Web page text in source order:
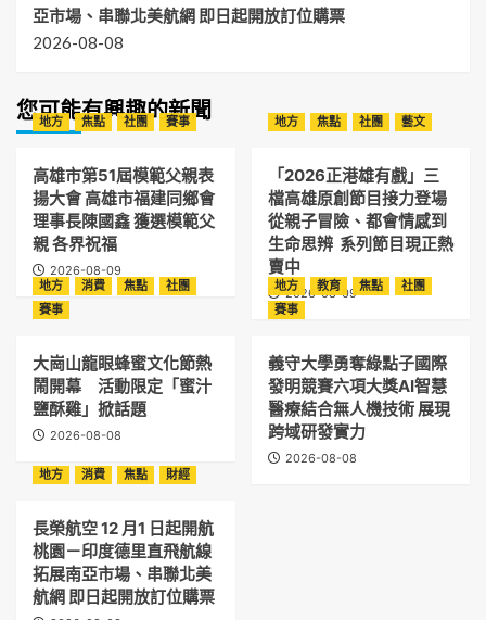
亞市場、串聯北美航網 即日起開放訂位購票
2026-08-08
您可能有興趣的新聞
地方 焦點 社團 賽事
高雄市第51屆模範父親表
揚大會 高雄市福建同鄉會
理事長陳國鑫 獲選模範父
親 各界祝福
2026-08-09
地方 焦點 社團 藝文
「2026正港雄有戲」三
檔高雄原創節目接力登場
從親子冒險、都會情感到
生命思辨 系列節目現正熱
賣中
2026-08-09
地方 消費 焦點
社團
賽事
大崗山龍眼蜂蜜文化節熱
鬧開幕 活動限定「蜜汁
鹽酥雞」掀話題
2026-08-08
地方 教育 焦點
社團
賽事
義守大學勇奪綠點子國際
發明競賽六項大獎AI智慧
醫療結合無人機技術 展現
跨域研發實力
2026-08-08
地方
消費 焦點 財經
長榮航空 12 月1 日起開航
桃園－印度德里直飛航線
拓展南亞市場、串聯北美
航網 即日起開放訂位購票